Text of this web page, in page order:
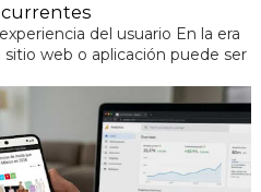
del usuario En la era
web o aplicación puede ser